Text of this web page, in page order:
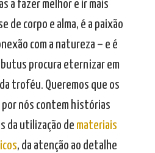
a fazer melhor e ir mais
de corpo e alma, é a paixão
com a natureza – e é
procura eternizar em
troféu. Queremos que os
nós contem histórias
da utilização de materiais
, da atenção ao detalhe